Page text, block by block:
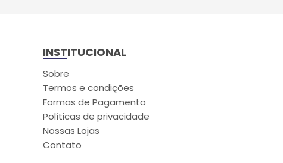
INSTITUCIONAL
Sobre
Termos e condições
Formas de Pagamento
Políticas de privacidade
Nossas Lojas
Contato